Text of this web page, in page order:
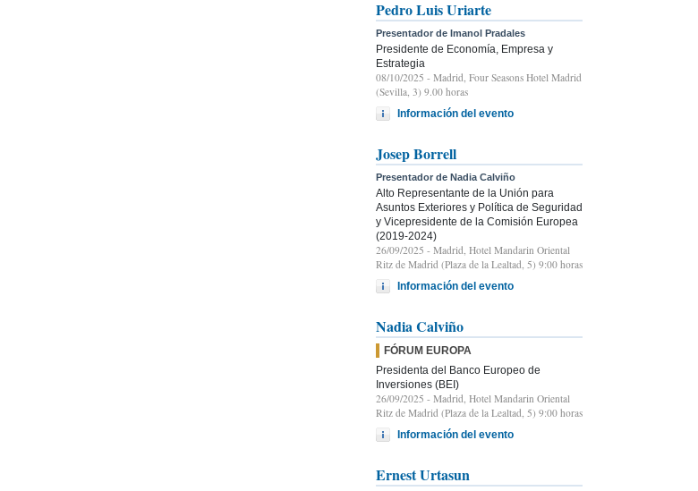
Pedro Luis Uriarte
Presentador de Imanol Pradales
Presidente de Economía, Empresa y
Estrategia
08/10/2025 - Madrid, Four Seasons Hotel Madrid
(Sevilla, 3) 9.00 horas
Información del evento
Josep Borrell
Presentador de Nadia Calviño
Alto Representante de la Unión para
Asuntos Exteriores y Política de Seguridad
y Vicepresidente de la Comisión Europea
(2019-2024)
26/09/2025 - Madrid, Hotel Mandarin Oriental
Ritz de Madrid (Plaza de la Lealtad, 5) 9:00 horas
Información del evento
Nadia Calviño
FÓRUM EUROPA
Presidenta del Banco Europeo de
Inversiones (BEI)
26/09/2025 - Madrid, Hotel Mandarin Oriental
Ritz de Madrid (Plaza de la Lealtad, 5) 9:00 horas
Información del evento
Ernest Urtasun